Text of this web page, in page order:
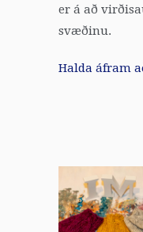
er á að
svæðinu.
Halda áfram